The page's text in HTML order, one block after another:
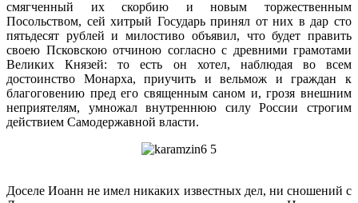
смягченный их скорбию и новым торжественным
Посольством, сей хитрый Государь принял от них в дар сто
пятьдесят рублей и милостиво объявил, что будет править
своею Псковскою отчиною согласно с древними грамотами
Великих Князей: то есть он хотел, наблюдая во всем
достоинство Монарха, приучить и вельмож и граждан к
благоговению пред его священным саном и, грозя внешним
неприятелям, умножал внутреннюю силу России строгим
действием Самодержавной власти.
Доселе Иоанн не имел никаких известных дел, ни сношений с